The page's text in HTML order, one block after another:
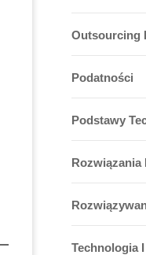
Outsourcing
Podatności
Podstawy
Rozwiązania
Technologia